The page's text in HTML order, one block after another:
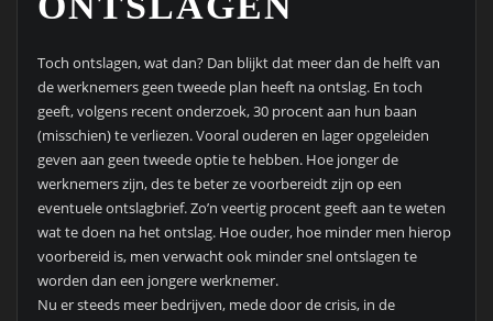
Toch ontslagen, wat dan? Dan blijkt dat meer dan de helft van
de werknemers geen tweede plan heeft na ontslag. En toch
geeft, volgens recent onderzoek, 30 procent aan hun baan
(misschien) te verliezen. Vooral ouderen en lager opgeleiden
geven aan geen tweede optie te hebben. Hoe jonger de
werknemers zijn, des te beter ze voorbereidt zijn op een
eventuele ontslagbrief. Zo’n veertig procent geeft aan te weten
wat te doen na het ontslag. Hoe ouder, hoe minder men hierop
voorbereid is, men verwacht ook minder snel ontslagen te
worden dan een jongere werknemer.
Nu er steeds meer bedrijven, mede door de crisis, in de